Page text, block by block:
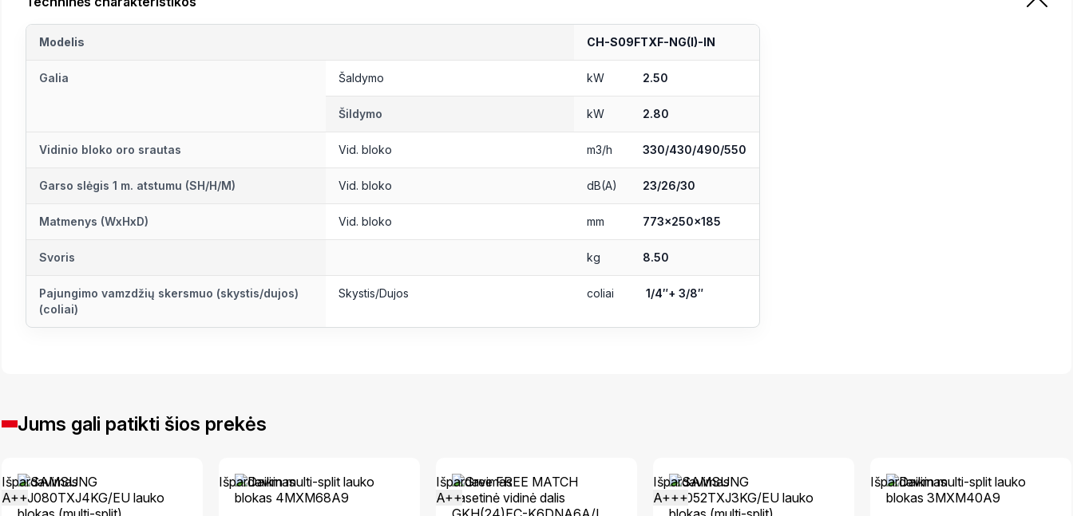
Modelis CH-S09FTXF-NG(I)-IN
Galia Šaldymo kW 2.50
Šildymo kW 2.80
Vidinio bloko oro srautas Vid. bloko m3/h 330/430/490/550
Garso slėgis 1 m. atstumu (SH/H/M) Vid. bloko dB(A) 23/26/30
Matmenys (WxHxD) Vid. bloko mm 773x250x185
Svoris kg 8.50
Pajungimo vamzdžių skersmuo (skystis/dujos)
(coliai)
Skystis/Dujos coliai 1/4″+ 3/8″
Jums gali patikti šios prekės
Išpardavimas
A++
Išpardavimas
Išpardavimas
A++
Išpardavimas
A+++
Išpardavimas